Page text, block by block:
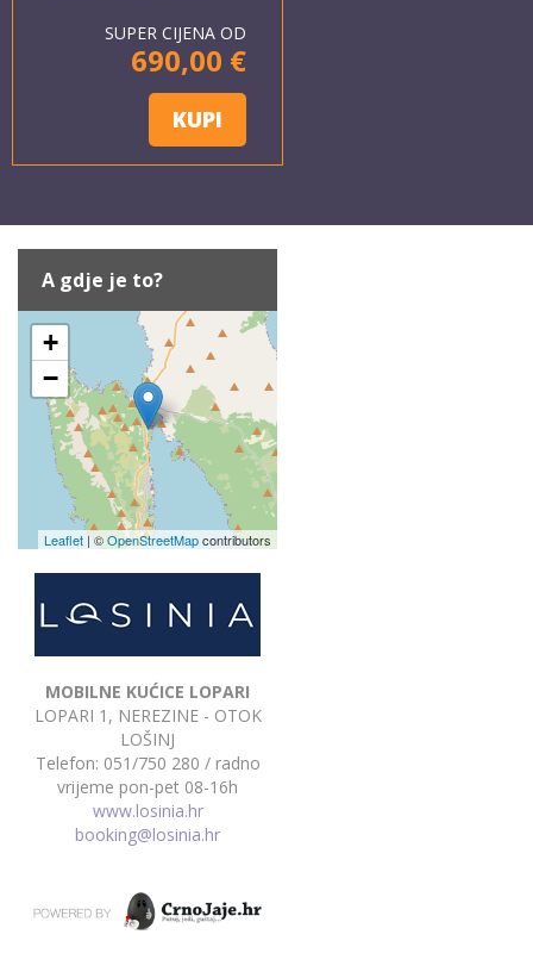
SUPER CIJENA OD
690,00 €
KUPI
A gdje je to?
+
−
Leaflet | ©OpenStreetMapcontributors
MOBILNE KUĆICE LOPARI
LOPARI 1, NEREZINE - OTOK
LOŠINJ
Telefon: 051/750 280 / radno
vrijeme pon-pet 08-16h
www.losinia.hr
booking@losinia.hr